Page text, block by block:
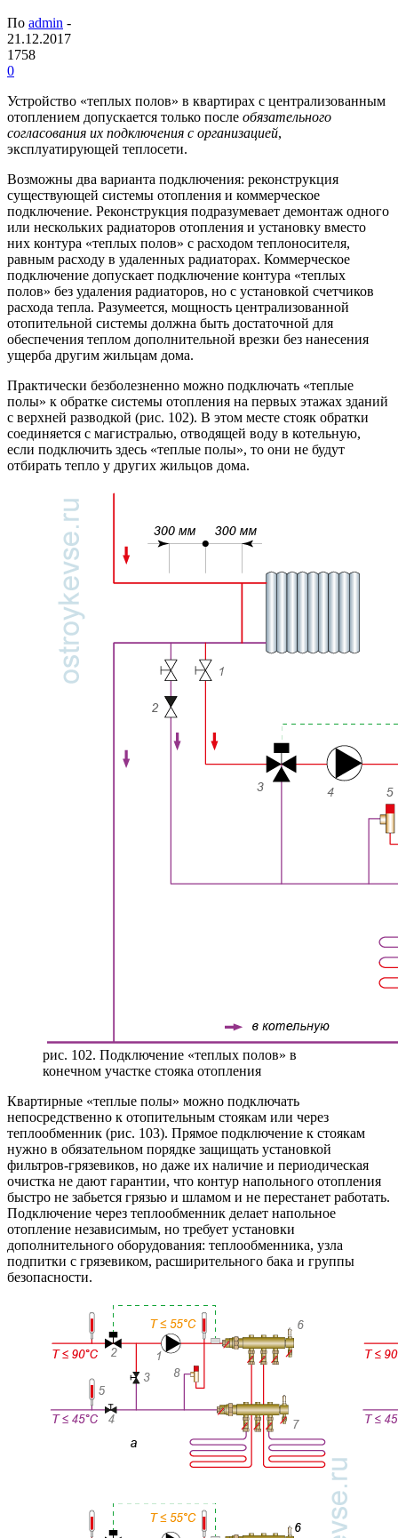
По admin -
21.12.2017
1758
0
Устройство «теплых полов» в квартирах с централизованным
отоплением допускается только после обязательного
согласования их подключения с организацией,
эксплуатирующей теплосети.
Возможны два варианта подключения: реконструкция
существующей системы отопления и коммерческое
подключение. Реконструкция подразумевает демонтаж одного
или нескольких радиаторов отопления и установку вместо
них контура «теплых полов» с расходом теплоносителя,
равным расходу в удаленных радиаторах. Коммерческое
подключение допускает подключение контура «теплых
полов» без удаления радиаторов, но с установкой счетчиков
расхода тепла. Разумеется, мощность централизованной
отопительной системы должна быть достаточной для
обеспечения теплом дополнительной врезки без нанесения
ущерба другим жильцам дома.
Практически безболезненно можно подключать «теплые
полы» к обратке системы отопления на первых этажах зданий
с верхней разводкой (рис. 102). В этом месте стояк обратки
соединяется с магистралью, отводящей воду в котельную,
если подключить здесь «теплые полы», то они не будут
отбирать тепло у других жильцов дома.
рис. 102. Подключение «теплых полов» в
конечном участке стояка отопления
Квартирные «теплые полы» можно подключать
непосредственно к отопительным стоякам или через
теплообменник (рис. 103). Прямое подключение к стоякам
нужно в обязательном порядке защищать установкой
фильтров-грязевиков, но даже их наличие и периодическая
очистка не дают гарантии, что контур напольного отопления
быстро не забьется грязью и шламом и не перестанет работать.
Подключение через теплообменник делает напольное
отопление независимым, но требует установки
дополнительного оборудования: теплообменника, узла
подпитки с грязевиком, расширительного бака и группы
безопасности.